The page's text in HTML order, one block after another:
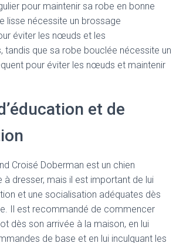
pour maintenir sa robe en bonne
lisse nécessite un brossage
éviter les nœuds et les
tandis que sa robe bouclée nécessite un
pour éviter les nœuds et maintenir
et de
Croisé Doberman est un chien
à dresser, mais il est important de lui
et une socialisation adéquates dès
Il est recommandé de commencer
dès son arrivée à la maison, en lui
de base et en lui inculquant les